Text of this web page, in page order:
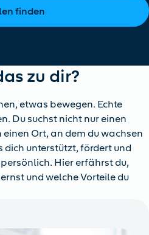
finden
zu dir?
etwas bewegen. Echte
Du suchst nicht nur einen
Ort, an dem du wachsen
dich unterstützt, fördert und
Hier erfährst du,
und welche Vorteile du